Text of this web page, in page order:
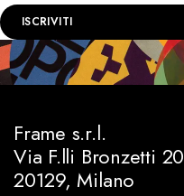
ISCRIVITI
Frame s.r.l.
Via F.lli Bronzetti 20
20129, Milano